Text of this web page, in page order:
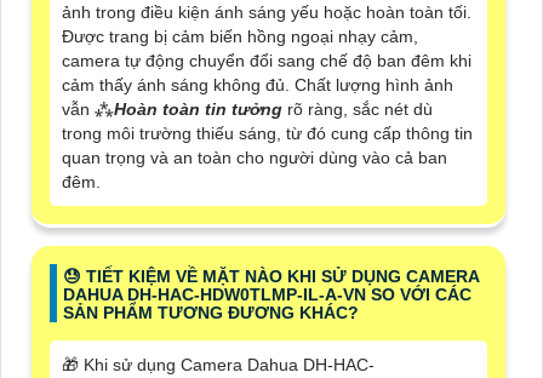
ảnh trong điều kiện ánh sáng yếu hoặc hoàn toàn tối.
Được trang bị cảm biến hồng ngoại nhạy cảm,
camera tự động chuyển đổi sang chế độ ban đêm khi
cảm thấy ánh sáng không đủ. Chất lượng hình ảnh
vẫn ⁂Hoàn toàn tin tưởng rõ ràng, sắc nét dù
trong môi trường thiếu sáng, từ đó cung cấp thông tin
quan trọng và an toàn cho người dùng vào cả ban
đêm.
😓 TIẾT KIỆM VỀ MẶT NÀO KHI SỬ DỤNG CAMERA
DAHUA DH-HAC-HDW0TLMP-IL-A-VN SO VỚI CÁC
SẢN PHẨM TƯƠNG ĐƯƠNG KHÁC?
🎁 Khi sử dụng Camera Dahua DH-HAC-